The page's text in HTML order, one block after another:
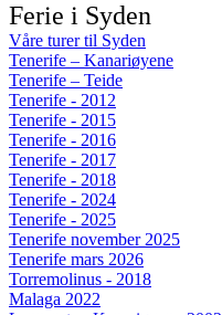
Ferie i Syden
Våre turer til Syden
Tenerife – Kanariøyene
Tenerife – Teide
Tenerife - 2012
Tenerife - 2015
Tenerife - 2016
Tenerife - 2017
Tenerife - 2018
Tenerife - 2024
Tenerife - 2025
Tenerife november 2025
Tenerife mars 2026
Torremolinus - 2018
Malaga 2022